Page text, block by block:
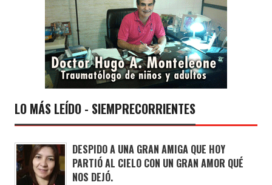
LO MÁS LEÍDO - SIEMPRECORRIENTES
DESPIDO A UNA GRAN AMIGA QUE HOY
PARTIÓ AL CIELO CON UN GRAN AMOR QUÉ
NOS DEJÓ.